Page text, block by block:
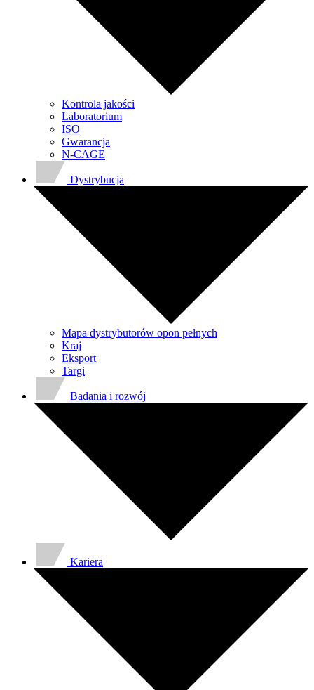
Kontrola jakości
Laboratorium
ISO
Gwarancja
N-CAGE
Dystrybucja
Mapa dystrybutorów opon pełnych
Kraj
Eksport
Targi
Badania i rozwój
Kariera